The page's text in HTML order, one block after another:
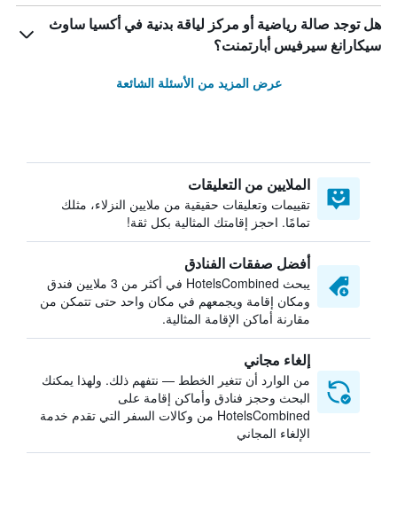
هل توجد صالة رياضية أو مركز لياقة بدنية في أكسيا ساوث
سيكارانغ سيرفيس أبارتمنت؟
عرض المزيد من الأسئلة الشائعة
الملايين من التعليقات
تقييمات وتعليقات حقيقية من ملايين النزلاء، مثلك
تمامًا. احجز إقامتك المثالية بكل ثقة!
أفضل صفقات الفنادق
يبحث HotelsCombined في أكثر من 3 ملايين فندق
ومكان إقامة ويجمعهم في مكان واحد حتى تتمكن من
مقارنة أماكن الإقامة المثالية.
إلغاء مجاني
من الوارد أن تتغير الخطط — نتفهم ذلك. ولهذا يمكنك
البحث وحجز فنادق وأماكن إقامة على
HotelsCombined من وكالات السفر التي تقدم خدمة
الإلغاء المجاني